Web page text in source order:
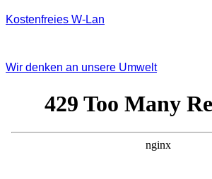
Kostenfreies W‐Lan
Wir denken an unsere Umwelt